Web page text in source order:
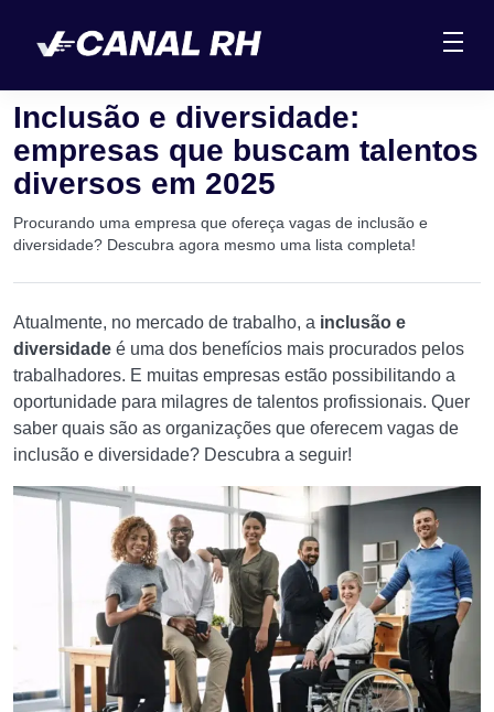
Inclusão e diversidade:
empresas que buscam talentos
diversos em 2025
Procurando uma empresa que ofereça vagas de inclusão e
diversidade? Descubra agora mesmo uma lista completa!
Atualmente, no mercado de trabalho, a inclusão e
diversidade é uma dos benefícios mais procurados pelos
trabalhadores. E muitas empresas estão possibilitando a
oportunidade para milagres de talentos profissionais. Quer
saber quais são as organizações que oferecem vagas de
inclusão e diversidade? Descubra a seguir!